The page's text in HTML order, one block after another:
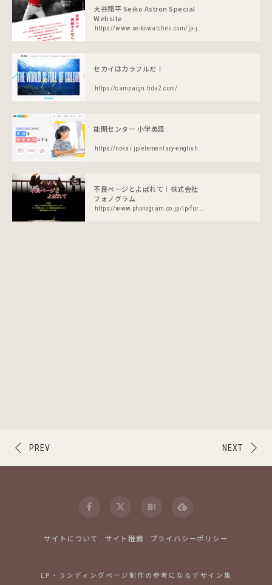
大谷翔平 Seiko Astron Special
Website
https://www.seikowatches.com/jp-ja/products/astron/special/shohei_ohtani/
セカイはカラフルだ！
https://campaign.tida2.com/
能開センター 小学英語
https://nokai.jp/elementary-english
不良ページとよばれて｜株式会社
フォノグラム
https://www.phonogram.co.jp/lp/furyo/
NEXT
PREV
サイトについて サイト推薦 プライバシーポリシー
LP・ランディングページ制作の参考になるデザイン集